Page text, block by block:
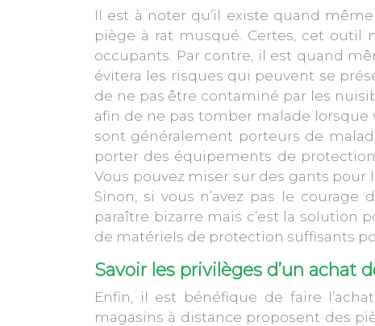
Il est à noter qu’il existe quand
piège à rat musqué . Certes, cet
occupants. Par contre, il est quand
évitera les risques qui peuvent se
de ne pas être contaminé par les
afin de ne pas tomber malade lorsque
sont généralement porteurs de
porter des équipements de
Vous pouvez miser sur des gants pour
Sinon, si vous n’avez pas le
paraître bizarre mais c’est la solution
de matériels de protection suffisants
Savoir les privilèges d’un achat
Enfin, il est bénéfique de faire
magasins à distance proposent des